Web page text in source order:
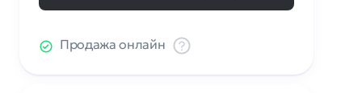
Продажа онлайн